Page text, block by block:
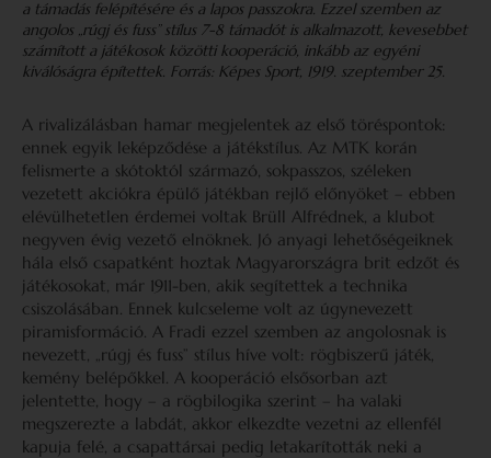
a támadás felépítésére és a lapos passzokra. Ezzel szemben az
angolos „rúgj és fuss” stílus 7-8 támadót is alkalmazott, kevesebbet
számított a játékosok közötti kooperáció, inkább az egyéni
kiválóságra építettek. Forrás: Képes Sport, 1919. szeptember 25.
A rivalizálásban hamar megjelentek az első töréspontok:
ennek egyik leképződése a játékstílus. Az MTK korán
felismerte a skótoktól származó, sokpasszos, széleken
vezetett akciókra épülő játékban rejlő előnyöket – ebben
elévülhetetlen érdemei voltak Brüll Alfrédnek, a klubot
negyven évig vezető elnöknek. Jó anyagi lehetőségeiknek
hála első csapatként hoztak Magyarországra brit edzőt és
játékosokat, már 1911-ben, akik segítettek a technika
csiszolásában. Ennek kulcseleme volt az úgynevezett
piramisformáció. A Fradi ezzel szemben az angolosnak is
nevezett, „rúgj és fuss” stílus híve volt: rögbiszerű játék,
kemény belépőkkel. A kooperáció elsősorban azt
jelentette, hogy – a rögbilogika szerint – ha valaki
megszerezte a labdát, akkor elkezdte vezetni az ellenfél
kapuja felé, a csapattársai pedig letakarították neki a